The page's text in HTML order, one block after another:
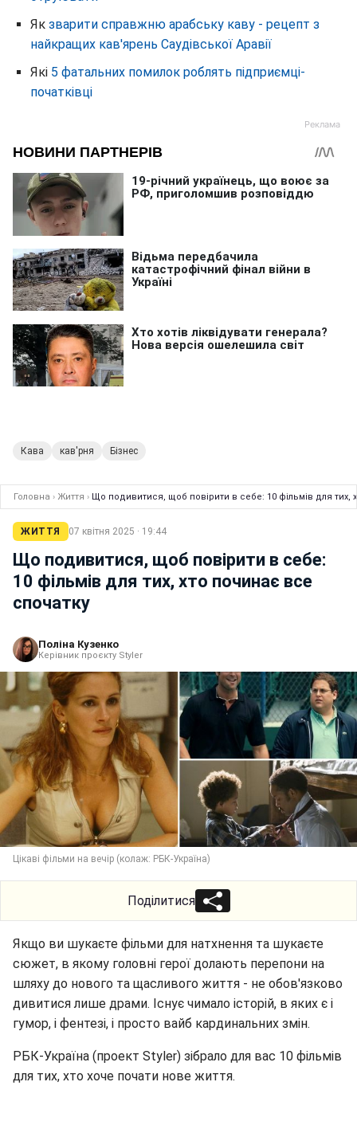
Як зварити справжню арабську каву - рецепт з
найкращих кав'ярень Саудівської Аравії
Які 5 фатальних помилок роблять підприємці-
початківці
Кава кав'рня Бізнес
Головна › Життя › Що подивитися, щоб повірити в себе: 10 фільмів для тих,
ЖИТТЯ 07 квітня 2025 · 19:44
Що подивитися, щоб повірити в себе:
10 фільмів для тих, хто починає все
спочатку
Поліна Кузенко
Керівник проєкту Styler
Цікаві фільми на вечір (колаж: РБК-Україна)
Поділитися
Якщо ви шукаєте фільми для натхнення та шукаєте
сюжет, в якому головні герої долають перепони на
шляху до нового та щасливого життя - не обов'язково
дивитися лише драми. Існує чимало історій, в яких є і
гумор, і фентезі, і просто вайб кардинальних змін.
РБК-Україна (проект Styler) зібрало для вас 10 фільмів
для тих, хто хоче почати нове життя.